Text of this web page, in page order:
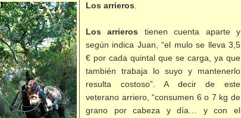
Los arrieros.
Los arrieros tienen cuenta aparte y
según indica Juan, “el mulo se lleva 3,5
€ por cada quintal que se carga, ya que
también trabaja lo suyo y mantenerlo
resulta costoso”. A decir de este
veterano arriero, “consumen 6 o 7 kg de
grano por cabeza y día… y con el